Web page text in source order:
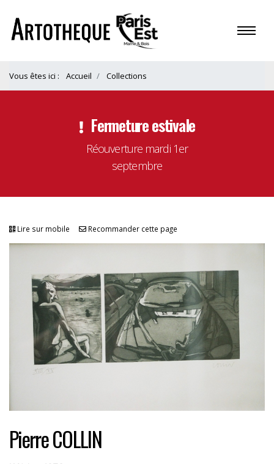
Vous êtes ici : Accueil Collections
Fermeture estivale
Réouverture mardi 1er
septembre
Lire sur mobile Recommander cette page
Pierre COLLIN